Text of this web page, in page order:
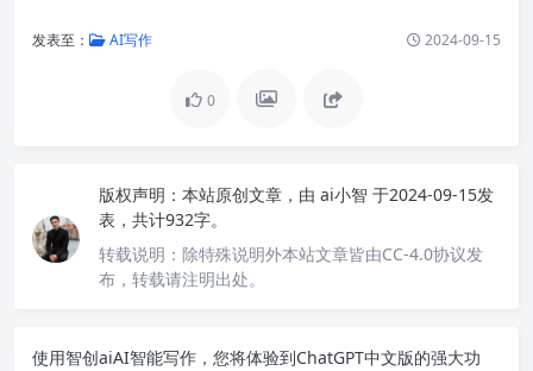
发表至： AI写作 2024-09-15
0
版权声明： 本站原创文章，由 ai小智 于2024-09-15发
表，共计932字。
转载说明： 除特殊说明外本站文章皆由CC-4.0协议发
布，转载请注明出处。
使用智创aiAI智能写作 ，您将体验到ChatGPT中文版的强大功